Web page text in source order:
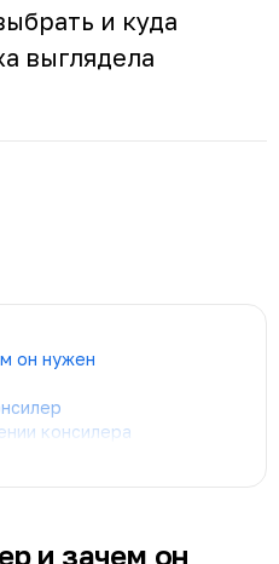
и куда
выглядела
он нужен
консилера
и зачем он